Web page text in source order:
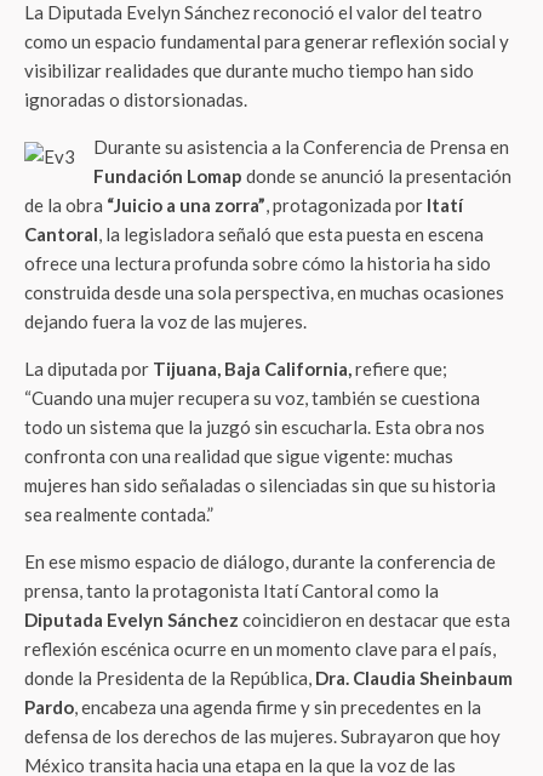
La Diputada Evelyn Sánchez reconoció el valor del teatro
como un espacio fundamental para generar reflexión social y
visibilizar realidades que durante mucho tiempo han sido
ignoradas o distorsionadas.
Durante su asistencia a la Conferencia de Prensa en
Fundación Lomap donde se anunció la presentación
de la obra “Juicio a una zorra”, protagonizada por Itatí
Cantoral, la legisladora señaló que esta puesta en escena
ofrece una lectura profunda sobre cómo la historia ha sido
construida desde una sola perspectiva, en muchas ocasiones
dejando fuera la voz de las mujeres.
La diputada por Tijuana, Baja California,refiere que;
“Cuando una mujer recupera su voz, también se cuestiona
todo un sistema que la juzgó sin escucharla. Esta obra nos
confronta con una realidad que sigue vigente: muchas
mujeres han sido señaladas o silenciadas sin que su historia
sea realmente contada.”
En ese mismo espacio de diálogo, durante la conferencia de
prensa, tanto la protagonista Itatí Cantoral como la
Diputada Evelyn Sánchez coincidieron en destacar que esta
reflexión escénica ocurre en un momento clave para el país,
donde la Presidenta de la República, Dra. Claudia Sheinbaum
Pardo, encabeza una agenda firme y sin precedentes en la
defensa de los derechos de las mujeres. Subrayaron que hoy
México transita hacia una etapa en la que la voz de las